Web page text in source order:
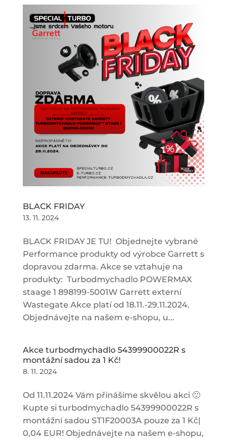
BLACK FRIDAY
13. 11. 2024
BLACK FRIDAY JE TU! Objednejte vybrané
Performance produkty od výrobce Garrett s
dopravou zdarma. Akce se vztahuje na
produkty: Turbodmychadlo POWERMAX
staage 1 898199-5001W Garrett externí
Wastegate Akce platí od 18.11.-29.11.2024.
Objednávejte na našem e-shopu, u...
Akce turbodmychadlo 54399900022R s
montážní sadou za 1 Kč!
8. 11. 2024
Od 11.11.2024 Vám přinášíme skvělou akci 🙂
Kupte si turbodmychadlo 54399900022R s
montážní sadou ST1F20003A pouze za 1 Kč|
0,04 EUR! Objednávejte na našem e-shopu,